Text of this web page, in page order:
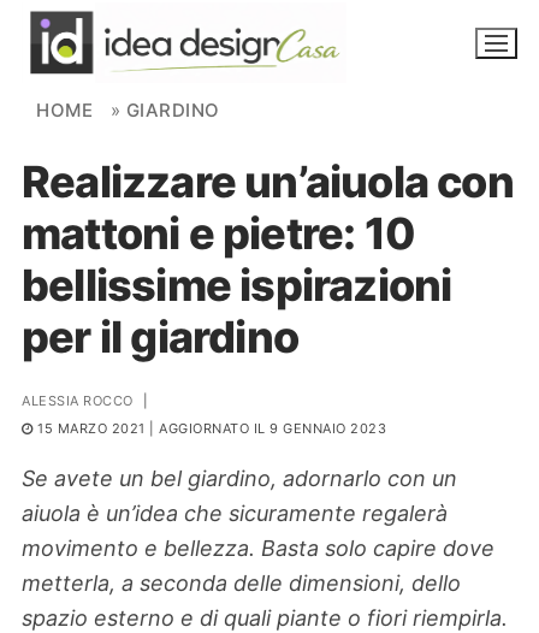
Skip to content
NOVITÀ
AMBIENTI
FAI DA TE
PIANTE
Ortaggio
Search for:
HOME » GIARDINO
Realizzare un’aiuola con
mattoni e pietre: 10
bellissime ispirazioni
per il giardino
ALESSIA ROCCO
15 MARZO 2021
| AGGIORNATO IL 9 GENNAIO 2023
Se avete un bel giardino, adornarlo con un
aiuola è un’idea che sicuramente regalerà
movimento e bellezza. Basta solo capire dove
metterla, a seconda delle dimensioni, dello
spazio esterno e di quali piante o fiori riempirla.